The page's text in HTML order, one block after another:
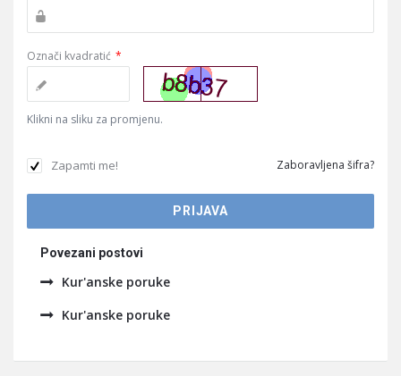
Označi kvadratić *
Klikni na sliku za promjenu.
Zapamti me! Zaboravljena šifra?
Povezani postovi
Kur'anske poruke
Kur'anske poruke